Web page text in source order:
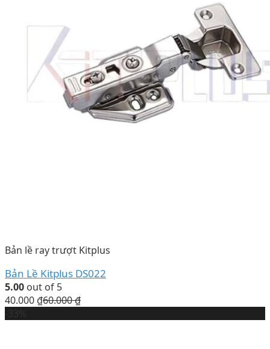
Bản lề ray trượt Kitplus
Bản Lề Kitplus DS022
5.00 out of 5
40.000 ₫60.000₫